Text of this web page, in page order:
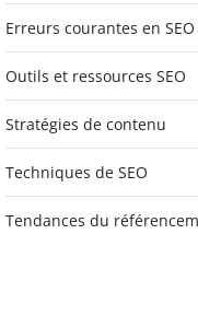
Erreurs courantes en SEO
Outils et ressources SEO
Stratégies de contenu
Techniques de SEO
Tendances du